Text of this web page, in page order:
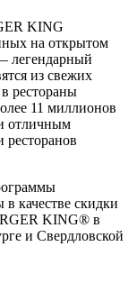
KING
на открытом
легендарный
из свежих
рестораны
11 миллионов
отличным
ресторанов
качестве скидки
KING® в
и Свердловской